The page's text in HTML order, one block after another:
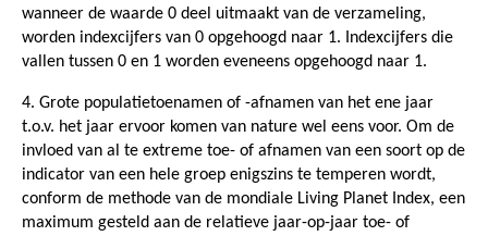
wanneer de waarde 0 deel uitmaakt van de verzameling,
worden indexcijfers van 0 opgehoogd naar 1. Indexcijfers die
vallen tussen 0 en 1 worden eveneens opgehoogd naar 1.
4. Grote populatietoenamen of -afnamen van het ene jaar
t.o.v. het jaar ervoor komen van nature wel eens voor. Om de
invloed van al te extreme toe- of afnamen van een soort op de
indicator van een hele groep enigszins te temperen wordt,
conform de methode van de mondiale Living Planet Index, een
maximum gesteld aan de relatieve jaar-op-jaar toe- of